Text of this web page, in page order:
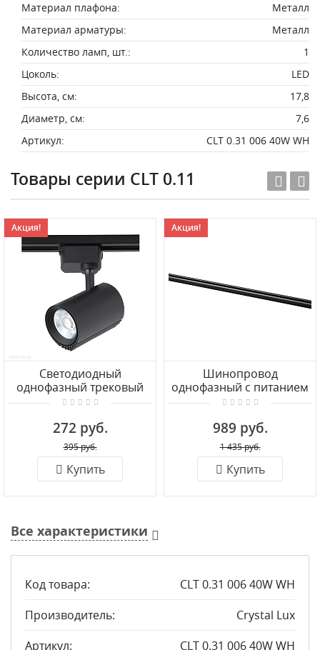
Материал плафона:
Металл
Материал арматуры:
Металл
Количество ламп, шт.:
1
Цоколь:
LED
Высота, см:
17,8
Диаметр, см:
7,6
Артикул:
CLT 0.31 006 40W WH
Товары серии CLT 0.11
Акция!
Светодиодный
однофазный трековый
светильник Crystal Lux
272 руб.
395 руб.
Купить
Акция!
Шинопровод
однофазный с питанием
и заглушкой Crystal Lux
989 руб.
1 435 руб.
Купить
Все характеристики
Код товара:
CLT 0.31 006 40W WH
Производитель:
Crystal Lux
Артикул:
CLT 0.31 006 40W WH